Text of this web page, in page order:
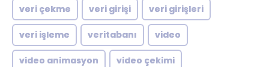
veri çekme veri girişi veri girişleri
veri işleme veritabanı video
video animasyon video çekimi